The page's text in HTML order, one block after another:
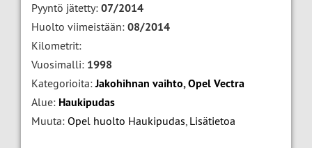
Pyyntö jätetty: 07/2014
Huolto viimeistään: 08/2014
Kilometrit:
Vuosimalli: 1998
Kategorioita:Jakohihnan vaihto,Opel Vectra
Alue: Haukipudas
Muuta: Opel huolto Haukipudas, Lisätietoa